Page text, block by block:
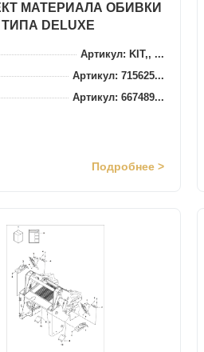
МАТЕРИАЛА ОБИВКИ
DELUXE
Артикул: KIT,, ...
Артикул: 715625...
Артикул: 667489...
Подробнее >